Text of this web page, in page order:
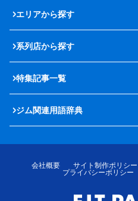
エリアから探す
系列店から探す
特集記事一覧
ジム関連用語辞典
会社概要 サイト制作ポリシー
プライバシーポリシー